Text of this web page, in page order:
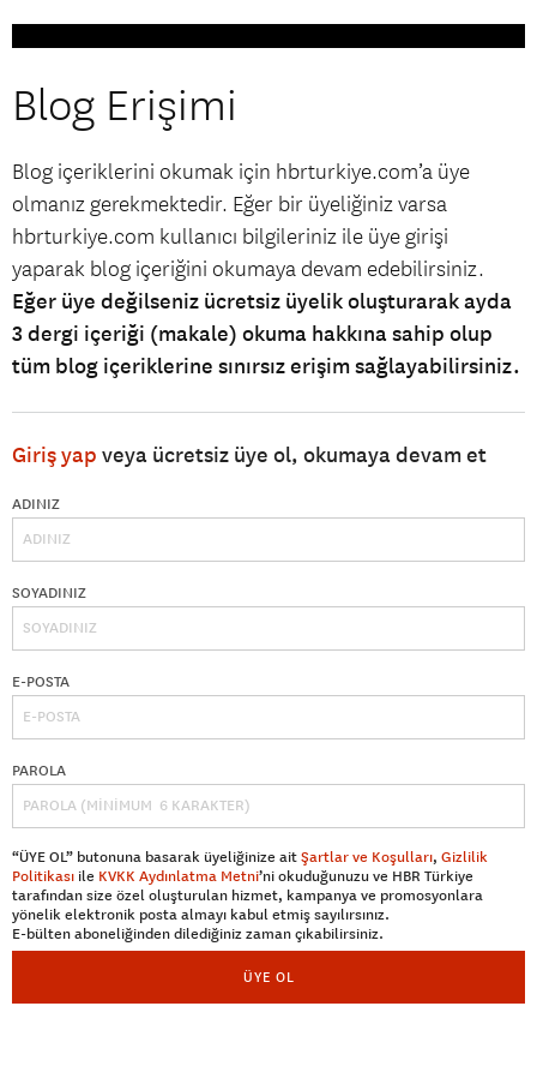
Blog Erişimi
Blog içeriklerini okumak için hbrturkiye.com’a üye
olmanız gerekmektedir. Eğer bir üyeliğiniz varsa
hbrturkiye.com kullanıcı bilgileriniz ile üye girişi
yaparak blog içeriğini okumaya devam edebilirsiniz.
Eğer üye değilseniz ücretsiz üyelik oluşturarak ayda
3 dergi içeriği (makale) okuma hakkına sahip olup
tüm blog içeriklerine sınırsız erişim sağlayabilirsiniz.
Giriş yap veya ücretsiz üye ol, okumaya devam et
ADINIZ
SOYADINIZ
E-POSTA
PAROLA
“ÜYE OL” butonuna basarak üyeliğinize aitŞartlar ve Koşulları, Gizlilik
Politikası ile KVKK Aydınlatma Metni’ni okuduğunuzu ve HBR Türkiye
tarafından size özel oluşturulan hizmet, kampanya ve promosyonlara
yönelik elektronik posta almayı kabul etmiş sayılırsınız.
E-bülten aboneliğinden dilediğiniz zaman çıkabilirsiniz.
ÜYE OL